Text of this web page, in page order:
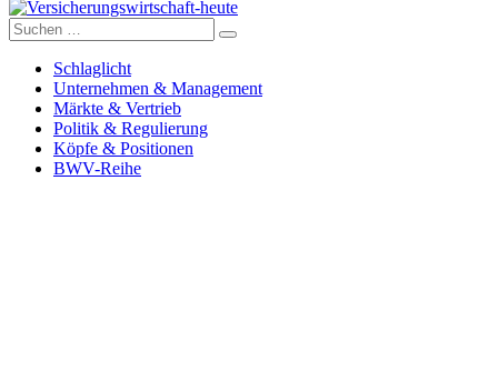
Versicherungswirtschaft-heute
Suche
nach:
Schlaglicht
Unternehmen & Management
Märkte & Vertrieb
Politik & Regulierung
Köpfe & Positionen
BWV-Reihe